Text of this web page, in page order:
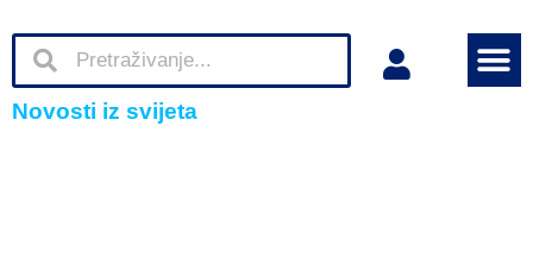
Novosti iz svijeta